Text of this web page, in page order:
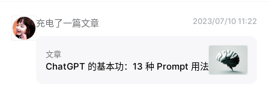
充电了一篇文章 2023/07/10 11:22
文章
ChatGPT 的基本功：13 种 Prompt 用法